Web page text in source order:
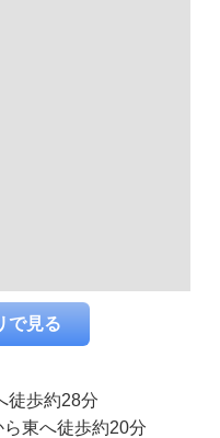
で見る
徒歩約28分
ら東へ徒歩約20分